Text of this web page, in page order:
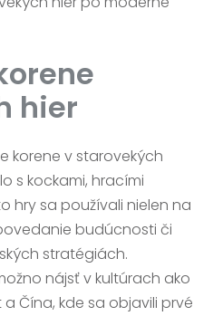
hier
korene v starovekých
s kockami, hracími
hry sa používali nielen na
budúcnosti či
stratégiách.
nájsť v kultúrach ako
Čína, kde sa objavili prvé